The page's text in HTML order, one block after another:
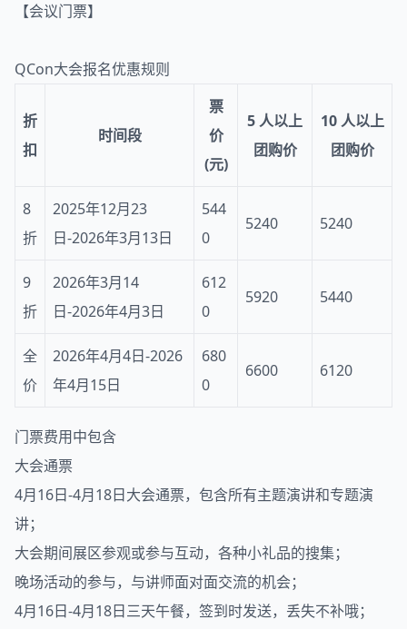
【会议门票】
QCon大会报名优惠规则
折
扣
时间段
票
价
(元)
5 人以上
团购价
10 人以上
团购价
8
折
2025年12月23
日-2026年3月13日
544
0
5240 5240
9
折
2026年3月14
日-2026年4月3日
612
0
5920 5440
全
价
2026年4月4日-2026
年4月15日
680
0
6600 6120
门票费用中包含
大会通票
4月16日-4月18日大会通票，包含所有主题演讲和专题演
讲；
大会期间展区参观或参与互动，各种小礼品的搜集；
晚场活动的参与，与讲师面对面交流的机会；
4月16日-4月18日三天午餐，签到时发送，丢失不补哦；